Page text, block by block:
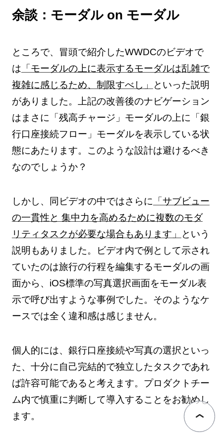
余談：モーダル on モーダル
ところで、冒頭で紹介したWWDCのビデオで
は 「モーダルの上に表示するモーダルは乱雑で
複雑に感じるため、制限すべし」
といった説明
がありました。上記の改善後のナビゲーション
はまさに「残高チャージ」モーダルの上に「銀
行口座接続フロー」モーダルを表示している状
態にあたります。このような設計は避けるべき
なのでしょうか？
しかし、同ビデオの中ではさらに 「サブビュー
の一貫性と 集中力を高めるために複数のモダ
リティタスクが必要な場合もあります」
という
説明もありました。ビデオ内で例として示され
ていたのは旅行の行程を編集するモーダルの画
面から、iOS標準の写真選択画面をモーダル表
示で呼び出すような事例でした。そのようなケ
ースでは全く違和感は感じません。
個人的には、銀行口座接続や写真の選択といっ
た、十分に自己完結的で独立したタスクであれ
ば許容可能であると考えます。プロダクトチー
ム内で慎重に判断して導入することをお勧めし
ます。